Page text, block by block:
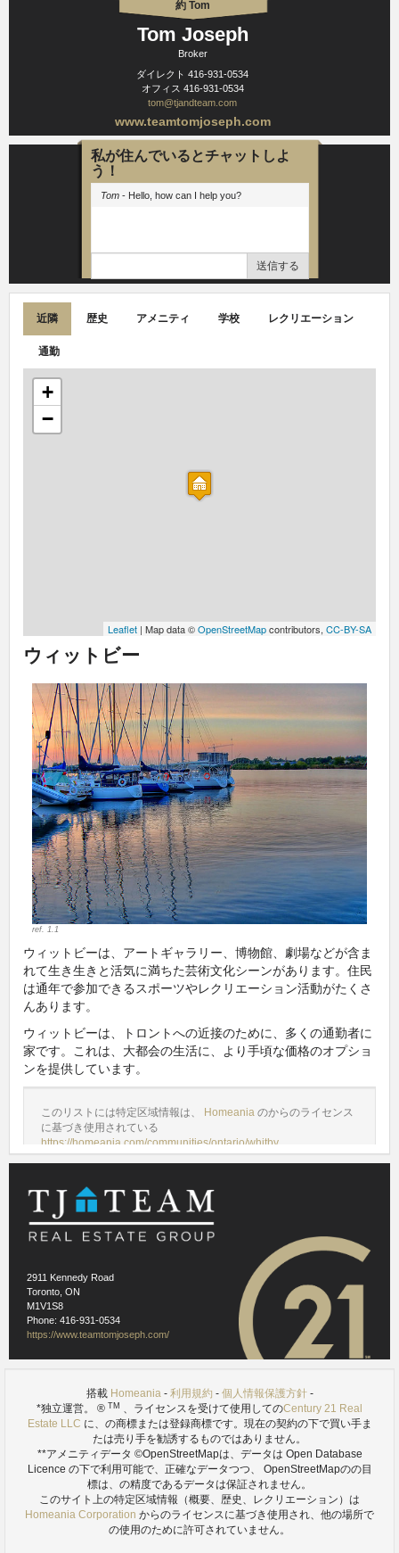
約 Tom
Tom Joseph
Broker
ダイレクト 416-931-0534
オフィス 416-931-0534
tom@tjandteam.com
www.teamtomjoseph.com
私が住んでいるとチャットしよ
う！
Tom- Hello, how can I help you?
送信する
近隣 歴史 アメニティ 学校 レクリエーション
通勤
+
−
Leaflet | Map data ©OpenStreetMapcontributors, CC-BY-SA
ウィットビー
ref. 1.1
ウィットビーは、アートギャラリー、博物館、劇場などが含ま
れて生き生きと活気に満ちた芸術文化シーンがあります。住民
は通年で参加できるスポーツやレクリエーション活動がたくさ
んあります。
ウィットビーは、トロントへの近接のために、多くの通勤者に
家です。これは、大都会の生活に、より手頃な価格のオプショ
ンを提供しています。
このリストには特定区域情報は、 Homeania のからのライセンス
に基づき使用されている
https://homeania.com/communities/ontario/whitby
- Wiki- Rick Harris - https://commons.wikimedia.org/wiki/File:Whitby_harbour.jpg
2911 Kennedy Road
Toronto, ON
M1V1S8
Phone: 416-931-0534
https://www.teamtomjoseph.com/
搭載 Homeania- 利用規約 - 個人情報保護方針-
*独立運営。 ® TM 、ライセンスを受けて使用してのCentury 21 Real
Estate LLC に、の商標または登録商標です。現在の契約の下で買い手ま
たは売り手を勧誘するものではありません。
**アメニティデータ ©OpenStreetMapは、データは Open Database
Licence の下で利用可能で、正確なデータつつ、 OpenStreetMapのの目
標は、の精度であるデータは保証されません。
このサイト上の特定区域情報（概要、歴史、レクリエーション）は
Homeania Corporation からのライセンスに基づき使用され、他の場所で
の使用のために許可されていません。